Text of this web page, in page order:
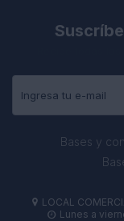
Bases y
 LOCAL
 Lunes a